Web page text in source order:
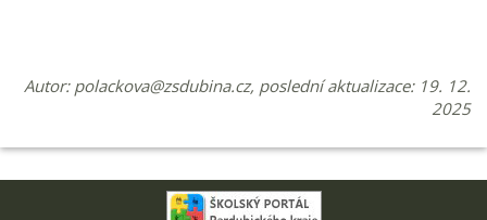
Autor: polackova@zsdubina.cz, poslední aktualizace: 19. 12.
2025